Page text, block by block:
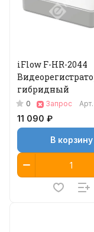
iFlow F-HR-2044
гибридный
0 Запрос Арт.
11 090 ₽
В корзину